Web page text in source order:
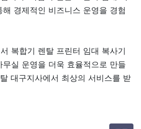
경제적인 비즈니스 운영을 경험
복합기 렌탈 프린터 임대 복사기
실 운영을 더욱 효율적으로 만들
대구지사에서 최상의 서비스를 받